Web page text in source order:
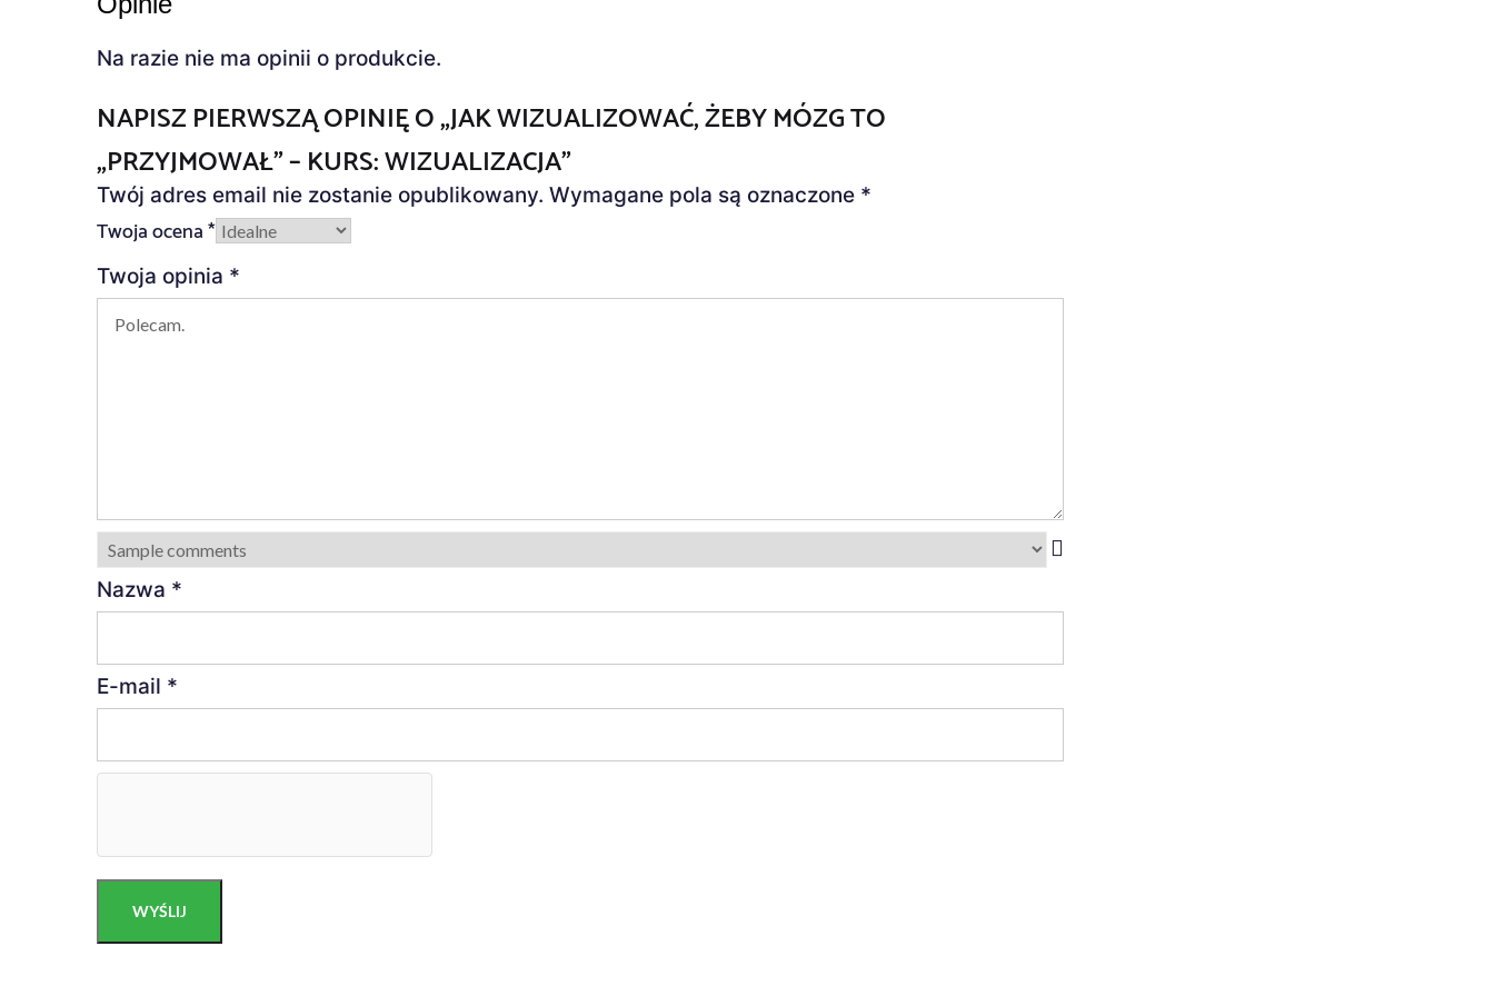
Na razie nie ma opinii o produkcie.
NAPISZ PIERWSZĄ OPINIĘ O „JAK WIZUALIZOWAĆ, ŻEBY MÓZG TO
„PRZYJMOWAŁ” – KURS: WIZUALIZACJA”
Twój adres email nie zostanie opublikowany. Wymagane pola są oznaczone *
Twoja ocena*
Twoja opinia *
Nazwa *
E-mail *